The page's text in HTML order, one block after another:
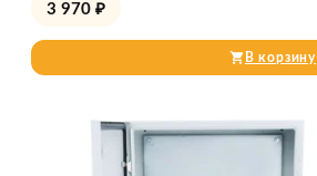
3 970 ₽
В корзину